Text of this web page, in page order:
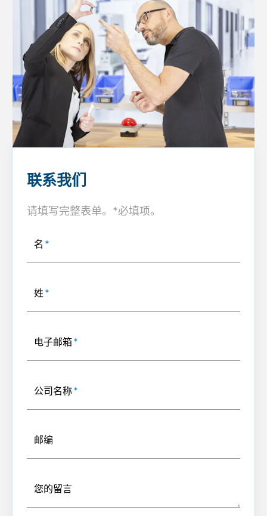
联系我们
请填写完整表单。*必填项。
名 *
姓*
电子邮箱*
公司名称*
邮编
您的留言